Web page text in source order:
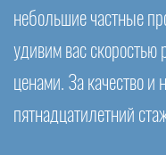
небольшие частные
удивим вас
ценами. За качество и
пятнадцатилетний